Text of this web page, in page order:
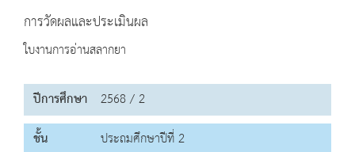
การวัดผลและประเมินผล
ใบงานการอ่านสลากยา
ปีการศึกษา 2568 / 2
ชั้น
ประถมศึกษาปีที่ 2